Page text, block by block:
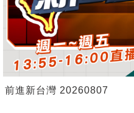
前進新台灣 20260807